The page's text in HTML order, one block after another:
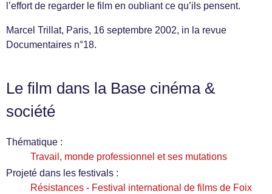
l’effort de regarder le film en oubliant ce qu’ils pensent.
Marcel Trillat, Paris, 16 septembre 2002, in la revue
Documentaires n°18.
Le film dans la Base cinéma &
société
Thématique :
Travail, monde professionnel et ses mutations
Projeté dans les festivals :
Résistances - Festival international de films de Foix